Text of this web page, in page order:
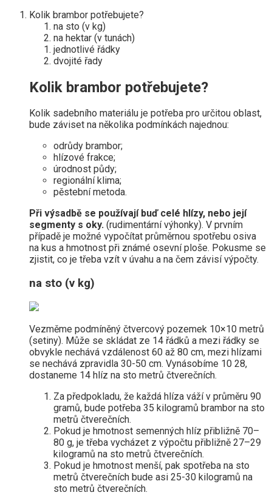
Kolik brambor potřebujete?
na sto (v kg)
na hektar (v tunách)
jednotlivé řádky
dvojité řady
Kolik brambor potřebujete?
Kolik sadebního materiálu je potřeba pro určitou oblast,
bude záviset na několika podmínkách najednou:
odrůdy brambor;
hlízové ​​frakce;
úrodnost půdy;
regionální klima;
pěstební metoda.
Při výsadbě se používají buď celé hlízy, nebo její
segmenty s oky. (rudimentární výhonky). V prvním
případě je možné vypočítat průměrnou spotřebu osiva
na kus a hmotnost při známé osevní ploše. Pokusme se
zjistit, co je třeba vzít v úvahu a na čem závisí výpočty.
na sto (v kg)
Vezměme podmíněný čtvercový pozemek 10×10 metrů
(setiny). Může se skládat ze 14 řádků a mezi řádky se
obvykle nechává vzdálenost 60 až 80 cm, mezi hlízami
se nechává zpravidla 30-50 cm. Vynásobíme 10 28,
dostaneme 14 hlíz na sto metrů čtverečních.
Za předpokladu, že každá hlíza váží v průměru 90
gramů, bude potřeba 35 kilogramů brambor na sto
metrů čtverečních.
Pokud je hmotnost semenných hlíz přibližně 70–
80 g, je třeba vycházet z výpočtu přibližně 27–29
kilogramů na sto metrů čtverečních.
Pokud je hmotnost menší, pak spotřeba na sto
metrů čtverečních bude asi 25-30 kilogramů na
sto metrů čtverečních.